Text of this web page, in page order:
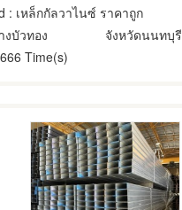
: เหล็กกัลวาไนซ์ ราคาถูก
งบัวทอง
จังหวัดนนทบุรี
Time(s)